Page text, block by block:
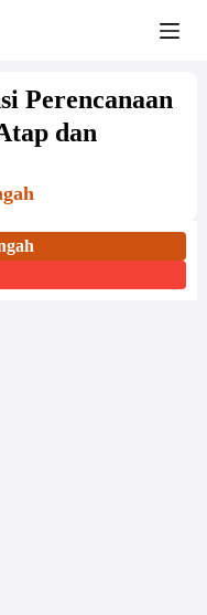
Perencanaan
dan